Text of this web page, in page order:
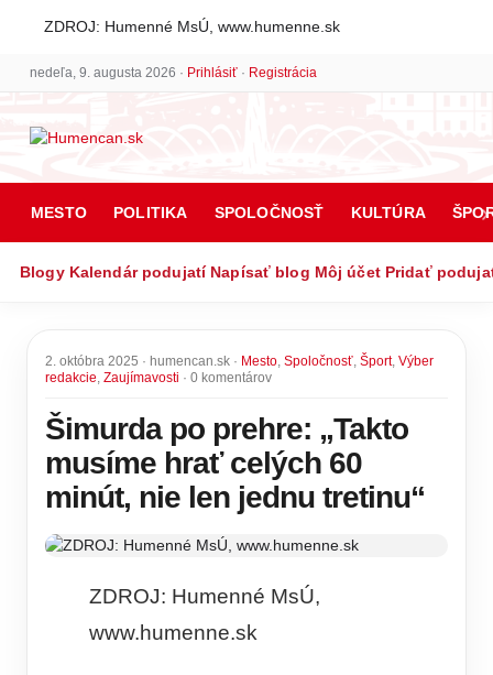
ZDROJ: Humenné MsÚ, www.humenne.sk
nedeľa, 9. augusta 2026 · Prihlásiť· Registrácia
MESTO POLITIKA SPOLOČNOSŤ KULTÚRA
Blogy Kalendár podujatí Napísať blog Môj účet Pridať
2. októbra 2025 · humencan.sk · Mesto, Spoločnosť, Šport, Výber
redakcie, Zaujímavosti · 0 komentárov
Šimurda po prehre: „Takto
musíme hrať celých 60
minút, nie len jednu tretinu“
ZDROJ: Humenné MsÚ,
www.humenne.sk